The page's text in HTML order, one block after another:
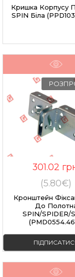
Кришка Корпусу
SPIN Біла
301.02
(5.80€)
Кронштейн
До
SPIN/SPIDER/